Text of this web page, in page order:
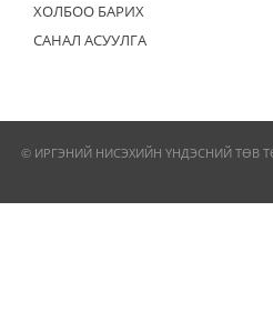
ХОЛБОО БАРИХ
САНАЛ АСУУЛГА
© ИРГЭНИЙ НИСЭХИЙН ҮНДЭСНИЙ ТӨВ